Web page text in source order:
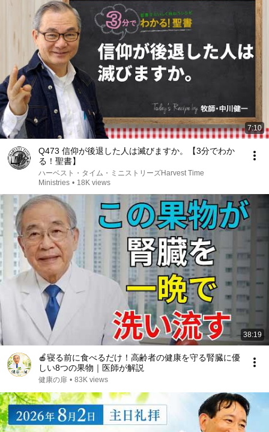
7:10
Q473 信仰が後退した人は滅びますか。【3分でわか
る！聖書】
ハーベスト・タイム・ミニストリーズHarvest Time
Ministries • 18K views
38:19
🍎寝る前に食べるだけ！高齢者の健康を守る腎臓に優
しい8つの果物｜医師が解説
健康の扉 • 83K views